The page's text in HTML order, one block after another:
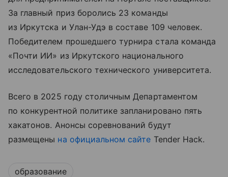
За главный приз боролись 23 команды
из Иркутска и Улан-Удэ в составе 109 человек.
Победителем прошедшего турнира стала команда
«Почти ИИ» из Иркутского национального
исследовательского технического университета.
Всего в 2025 году столичным Департаментом
по конкурентной политике запланировано пять
хакатонов. Анонсы соревнований будут
размещены на официальном сайте Tender Hack.
образование